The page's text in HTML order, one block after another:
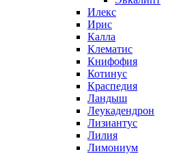
Илекс
Ирис
Калла
Клематис
Книфофия
Котинус
Краспедия
Ландыш
Леукадендрон
Лизиантус
Лилия
Лимониум